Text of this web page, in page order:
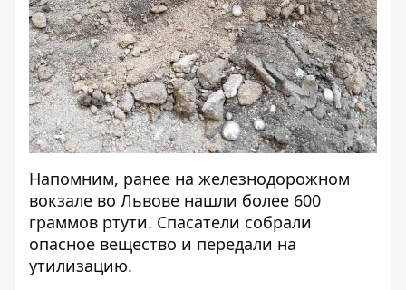
Напомним, ранее на железнодорожном
вокзале во Львове нашли более 600
граммов ртути. Спасатели собрали
опасное вещество и передали на
утилизацию.